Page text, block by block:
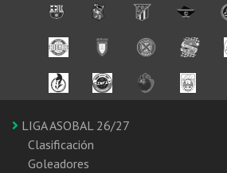
LIGA ASOBAL 26/27
Clasificación
Goleadores